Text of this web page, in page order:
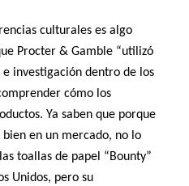
culturales es algo
Procter & Gamble “utilizó
investigación dentro de los
cómo los
Ya saben que porque
en un mercado, no lo
toallas de papel “Bounty”
Unidos, pero su